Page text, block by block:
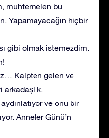
muhtemelen bu
Yapamayacağın hiçbir
gibi olmak istemezdim.
Kalpten gelen ve
arkadaşlık.
ve onu bir
Anneler Günü’n